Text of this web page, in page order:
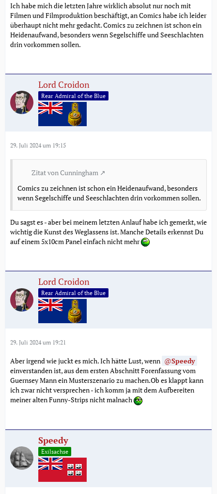
Ich habe mich die letzten Jahre wirklich absolut nur noch mit
Filmen und Filmproduktion beschäftigt, an Comics habe ich leider
überhaupt nicht mehr gedacht. Comics zu zeichnen ist schon ein
Heidenaufwand, besonders wenn Segelschiffe und Seeschlachten
drin vorkommen sollen.
Lord Croidon
Rear Admiral of the Blue
29. Juli 2024 um 19:15
Zitat von Cunningham
Comics zu zeichnen ist schon ein Heidenaufwand, besonders
wenn Segelschiffe und Seeschlachten drin vorkommen sollen.
Du sagst es - aber bei meinem letzten Anlauf habe ich gemerkt, wie
wichtig die Kunst des Weglassens ist. Manche Details erkennst Du
auf einem 5x10cm Panel einfach nicht mehr
Lord Croidon
Rear Admiral of the Blue
29. Juli 2024 um 19:21
Aber irgend wie juckt es mich. Ich hätte Lust, wenn
Speedy
einverstanden ist, aus dem ersten Abschnitt Forenfassung vom
Guernsey Mann ein Musterszenario zu machen.Ob es klappt kann
ich zwar nicht versprechen - ich komm ja mit dem Aufbereiten
meiner alten Funny-Strips nicht malnach
Speedy
Exilsachse